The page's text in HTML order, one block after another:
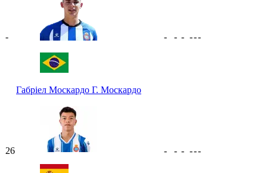
-
Габріел Москардо Г. Москардо
- - - ---
26 - - - ---